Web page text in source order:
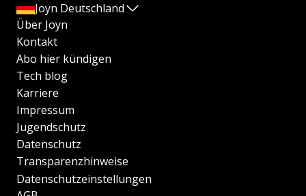
Joyn Deutschland
Über Joyn
Kontakt
Abo hier kündigen
Tech blog
Karriere
Impressum
Jugendschutz
Datenschutz
Transparenzhinweise
Datenschutzeinstellungen